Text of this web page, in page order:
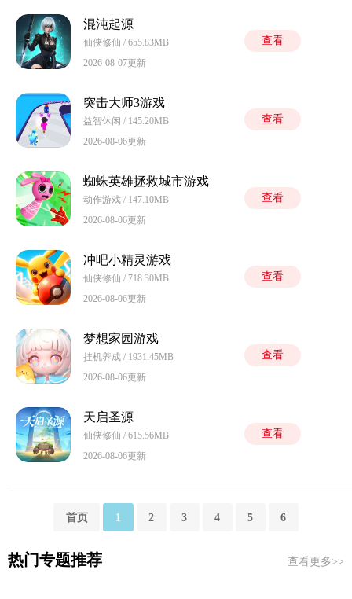
混沌起源
仙侠修仙 / 655.83MB
2026-08-07更新
查看
突击大师3游戏
益智休闲 / 145.20MB
2026-08-06更新
查看
蜘蛛英雄拯救城市游戏
动作游戏 / 147.10MB
2026-08-06更新
查看
冲吧小精灵游戏
仙侠修仙 / 718.30MB
2026-08-06更新
查看
梦想家园游戏
挂机养成 / 1931.45MB
2026-08-06更新
查看
天启圣源
仙侠修仙 / 615.56MB
2026-08-06更新
查看
首页 1 2 3 4 5 6
热门专题推荐 查看更多>>